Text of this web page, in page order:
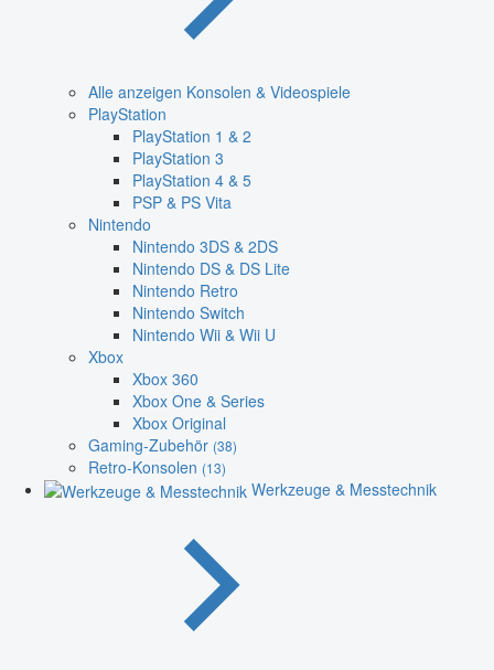
Alle anzeigen Konsolen & Videospiele
PlayStation
PlayStation 1 & 2
PlayStation 3
PlayStation 4 & 5
PSP & PS Vita
Nintendo
Nintendo 3DS & 2DS
Nintendo DS & DS Lite
Nintendo Retro
Nintendo Switch
Nintendo Wii & Wii U
Xbox
Xbox 360
Xbox One & Series
Xbox Original
Gaming-Zubehör (38)
Retro-Konsolen (13)
Werkzeuge & Messtechnik